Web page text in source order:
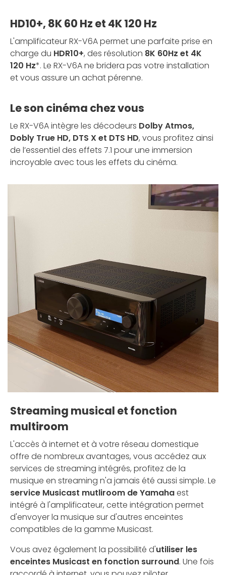
HD10+, 8K 60 Hz et 4K 120 Hz
L'amplificateur RX-V6A permet une parfaite prise en
charge du HDR10+, des résolution 8K 60Hz et 4K
120 Hz*. Le RX-V6A ne bridera pas votre installation
et vous assure un achat pérenne.
Le son cinéma chez vous
Le RX-V6A intègre les décodeurs Dolby Atmos,
Dobly True HD, DTS X et DTS HD, vous profitez ainsi
de l’essentiel des effets 7.1 pour une immersion
incroyable avec tous les effets du cinéma.
Streaming musical et fonction
multiroom
L'accès à internet et à votre réseau domestique
offre de nombreux avantages, vous accédez aux
services de streaming intégrés, profitez de la
musique en streaming n'a jamais été aussi simple. Le
service Musicast mutliroom de Yamahaest
intégré à l'amplificateur, cette intégration permet
d'envoyer la musique sur d'autres enceintes
compatibles de la gamme Musicast.
Vous avez également la possibilité d'utiliser les
enceintes Musicast en fonction surround. Une fois